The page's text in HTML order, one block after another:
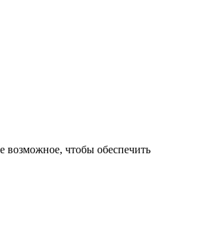
возможное, чтобы обеспечить